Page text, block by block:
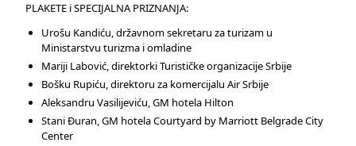
PLAKETE i SPECIJALNA PRIZNANJA:
Urošu Kandiću, državnom sekretaru za turizam u
Ministarstvu turizma i omladine
Mariji Labović, direktorki Turističke organizacije Srbije
Bošku Rupiću, direktoru za komercijalu Air Srbije
Aleksandru Vasilijeviću, GM hotela Hilton
Stani Đuran, GM hotela Courtyard by Marriott Belgrade City
Center